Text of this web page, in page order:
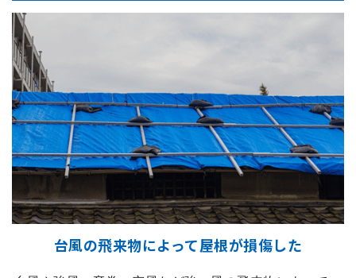
台風の飛来物によって屋根が損傷した